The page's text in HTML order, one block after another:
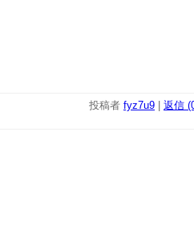
投稿者 fyz7u9 返信